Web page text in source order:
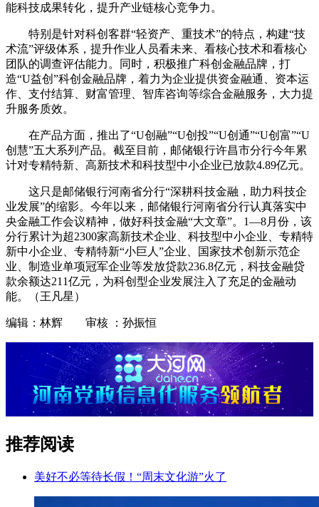
能科技成果转化，提升产业链核心竞争力。
特别是针对科创客群“轻资产、重技术”的特点，构建“技
术流”评级体系，提升作业人员看未来、看核心技术和看核心
团队的调查评估能力。同时，积极推广科创金融品牌，打
造“U益创”科创金融品牌，着力为企业提供资金融通、资本运
作、支付结算、财富管理、智库咨询等综合金融服务，大力提
升服务质效。
在产品方面，推出了“U创融”“U创投”“U创通”“U创富”“U
创慧”五大系列产品。截至目前，邮储银行许昌市分行今年累
计对专精特新、高新技术和科技型中小企业已放款4.89亿元。
这只是邮储银行河南省分行“深耕科技金融，助力科技企
业发展”的缩影。今年以来，邮储银行河南省分行认真落实中
央金融工作会议精神，做好科技金融“大文章”。1—8月份，该
分行累计为超2300家高新技术企业、科技型中小企业、专精特
新中小企业、专精特新“小巨人”企业、国家技术创新示范企
业、制造业单项冠军企业等发放贷款236.8亿元，科技金融贷
款余额达211亿元，为科创型企业发展注入了充足的金融动
能。（王凡星）
编辑：林辉 审核 ：孙振恒
推荐阅读
美好不必等待长假！“周末文化游”火了